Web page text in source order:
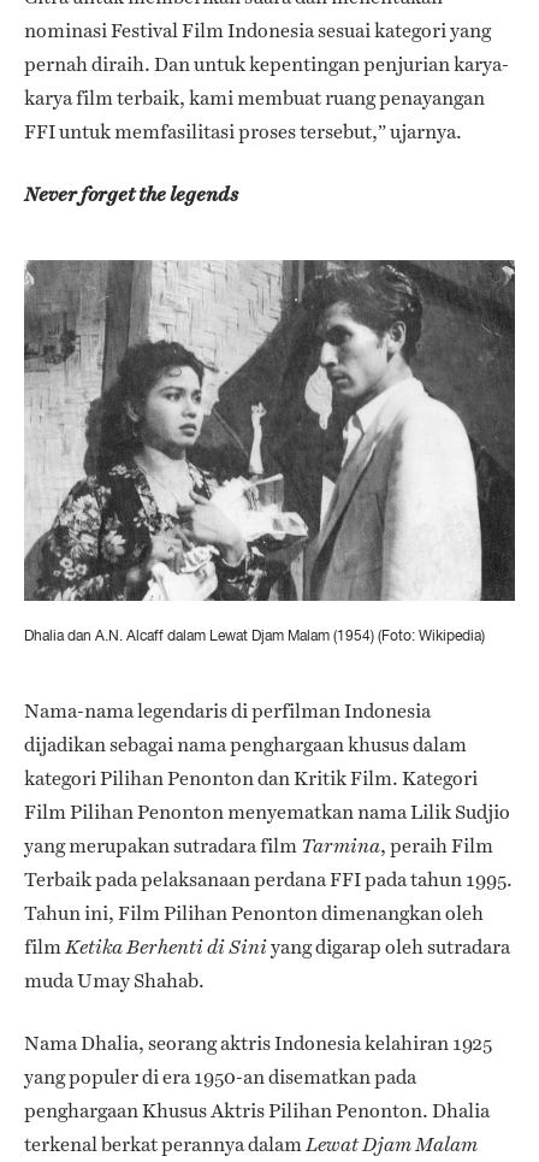
nominasi Festival Film Indonesia sesuai kategori yang
pernah diraih. Dan untuk kepentingan penjurian karya-
karya film terbaik, kami membuat ruang penayangan
FFI untuk memfasilitasi proses tersebut,” ujarnya.
Never forget the legends
Dhalia dan A.N. Alcaff dalam Lewat Djam Malam (1954) (Foto: Wikipedia)
Nama-nama legendaris di perfilman Indonesia
dijadikan sebagai nama penghargaan khusus dalam
kategori Pilihan Penonton dan Kritik Film. Kategori
Film Pilihan Penonton menyematkan nama Lilik Sudjio
yang merupakan sutradara film Tarmina, peraih Film
Terbaik pada pelaksanaan perdana FFI pada tahun 1995.
Tahun ini, Film Pilihan Penonton dimenangkan oleh
filmKetika Berhenti di Siniyang digarap oleh sutradara
muda Umay Shahab.
Nama Dhalia, seorang aktris Indonesia kelahiran 1925
yang populer di era 1950-an disematkan pada
penghargaan Khusus Aktris Pilihan Penonton. Dhalia
terkenal berkat perannya dalamLewat Djam Malam